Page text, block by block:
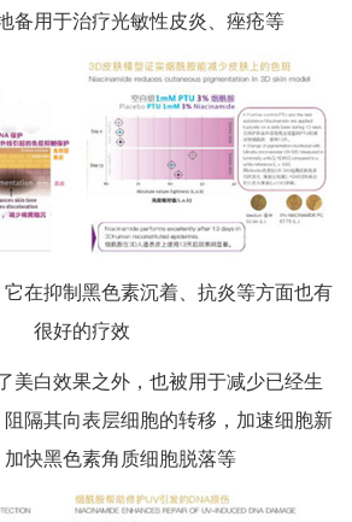
备用于治疗光敏性皮炎、痤疮等
在抑制黑色素沉着、抗炎等方面也有
很好的疗效
美白效果之外，也被用于减少已经生
隔其向表层细胞的转移，加速细胞新
加快黑色素角质细胞脱落等